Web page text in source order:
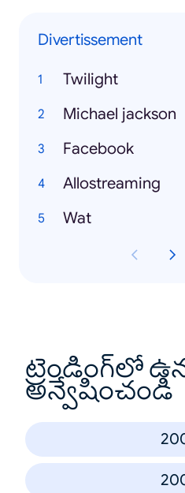
Divertissement
Twilight
Michael jackson
Facebook
Allostreaming
Wat
ట్రెండింగ్‌లో
అన్వేషించండి